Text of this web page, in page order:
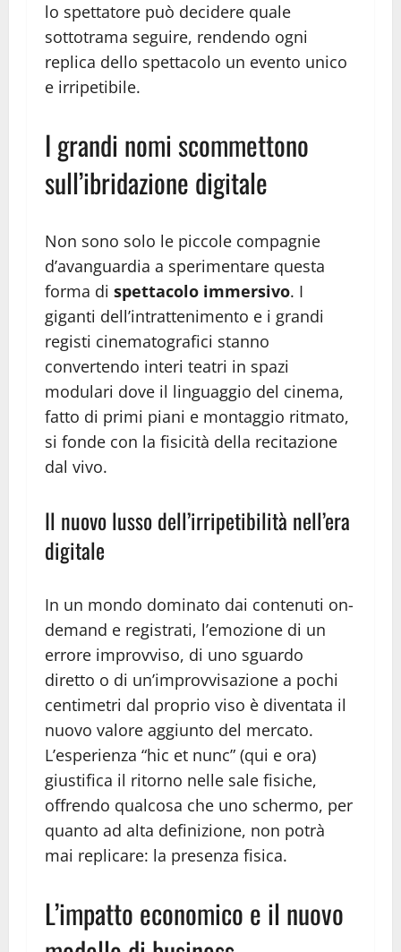
lo spettatore può decidere quale
sottotrama seguire, rendendo ogni
replica dello spettacolo un evento unico
e irripetibile.
I grandi nomi scommettono
sull’ibridazione digitale
Non sono solo le piccole compagnie
d’avanguardia a sperimentare questa
forma di spettacolo immersivo. I
giganti dell’intrattenimento e i grandi
registi cinematografici stanno
convertendo interi teatri in spazi
modulari dove il linguaggio del cinema,
fatto di primi piani e montaggio ritmato,
si fonde con la fisicità della recitazione
dal vivo.
Il nuovo lusso dell’irripetibilità nell’era
digitale
In un mondo dominato dai contenuti on-
demand e registrati, l’emozione di un
errore improvviso, di uno sguardo
diretto o di un’improvvisazione a pochi
centimetri dal proprio viso è diventata il
nuovo valore aggiunto del mercato.
L’esperienza “hic et nunc” (qui e ora)
giustifica il ritorno nelle sale fisiche,
offrendo qualcosa che uno schermo, per
quanto ad alta definizione, non potrà
mai replicare: la presenza fisica.
L’impatto economico e il nuovo